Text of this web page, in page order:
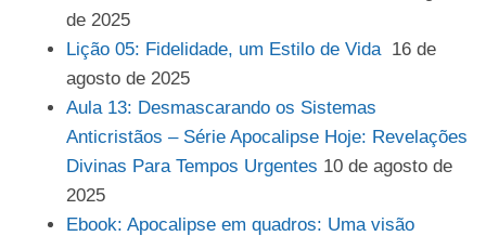
de 2025
Lição 05: Fidelidade, um Estilo de Vida 16 de
agosto de 2025
Aula 13: Desmascarando os Sistemas
Anticristãos – Série Apocalipse Hoje: Revelações
Divinas Para Tempos Urgentes 10 de agosto de
2025
Ebook: Apocalipse em quadros: Uma visão